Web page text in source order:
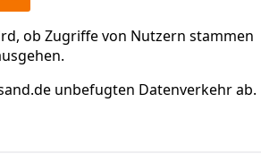
ob Zugriffe von Nutzern stammen
unbefugten Datenverkehr ab.